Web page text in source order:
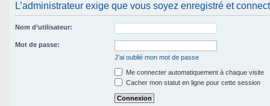
L’administrateur exige que vous soyez enregistré et
Nom d’utilisateur:
Mot de passe:
J’ai oublié mon mot de passe
Me connecter automatiquement à chaque visite
Cacher mon statut en ligne pour cette session